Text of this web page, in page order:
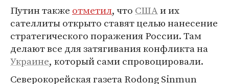
Путин также отметил, что СШАи их
сателлиты открыто ставят целью нанесение
стратегического поражения России. Там
делают все для затягивания конфликта на
Украине, который сами спровоцировали.
Северокорейская газета Rodong Sinmun